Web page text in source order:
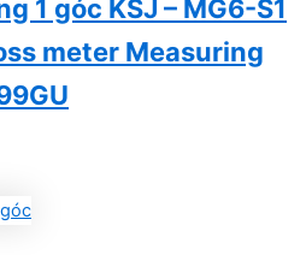
1 góc KSJ – MG6-S1
meter Measuring